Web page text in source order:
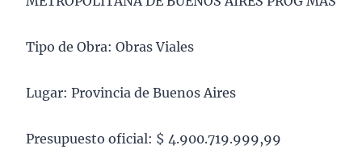
Tipo de Obra: Obras Viales
Lugar: Provincia de Buenos Aires
Presupuesto oficial: $ 4.900.719.999,99